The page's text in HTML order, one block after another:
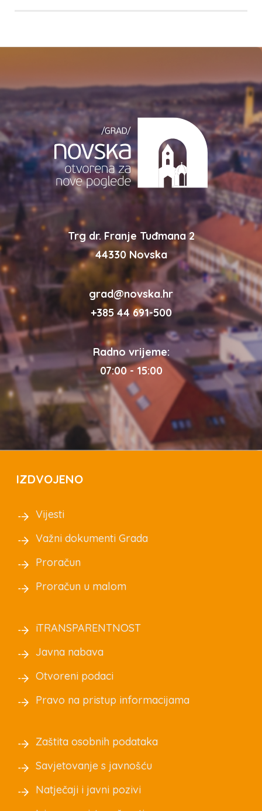
Trg dr. Franje Tuđmana 2
44330 Novska
grad@novska.hr
+385 44 691-500
Radno vrijeme:
07:00 - 15:00
IZDVOJENO
Vijesti
Važni dokumenti Grada
Proračun
Proračun u malom
iTRANSPARENTNOST
Javna nabava
Otvoreni podaci
Pravo na pristup informacijama
Zaštita osobnih podataka
Savjetovanje s javnošću
Natječaji i javni pozivi